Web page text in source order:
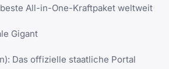
beste All-in-One-Kraftpaket weltweit
Gigant
Das offizielle staatliche Portal